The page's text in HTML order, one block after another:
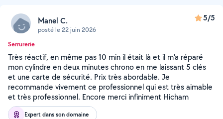
Manel C.
posté le 22 juin 2026
5/5
Serrurerie
Très réactif, en même pas 10 min il était là et il m'a réparé
mon cylindre en deux minutes chrono en me laissant 5 clés
et une carte de sécurité. Prix très abordable. Je
recommande vivement ce professionnel qui est très aimable
et très professionnel. Encore merci infiniment Hicham
Expert dans son domaine